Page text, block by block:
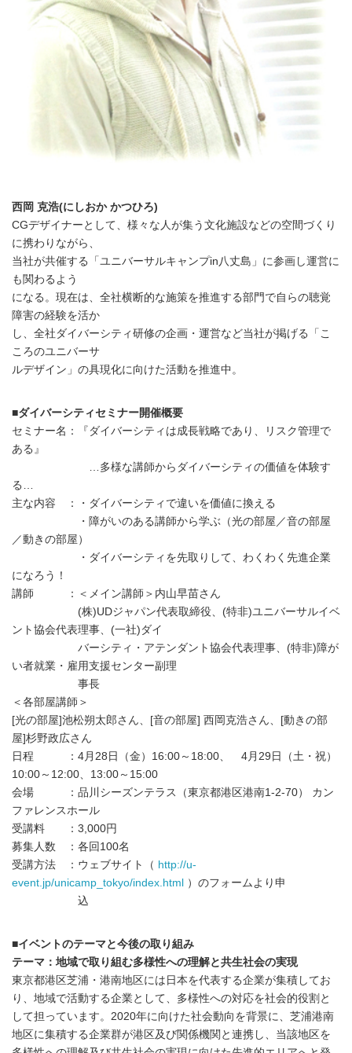
西岡 克浩(にしおか かつひろ)
CGデザイナーとして、様々な人が集う文化施設などの空間づくり
に携わりながら、
当社が共催する「ユニバーサルキャンプin八丈島」に参画し運営に
も関わるよう
になる。現在は、全社横断的な施策を推進する部門で自らの聴覚
障害の経験を活か
し、全社ダイバーシティ研修の企画・運営など当社が掲げる「こ
ころのユニバーサ
ルデザイン」の具現化に向けた活動を推進中。
■ダイバーシティセミナー開催概要
セミナー名：『ダイバーシティは成長戦略であり、リスク管理で
ある』
…多様な講師からダイバーシティの価値を体験す
る…
主な内容 ：・ダイバーシティで違いを価値に換える
・障がいのある講師から学ぶ（光の部屋／音の部屋
／動きの部屋）
・ダイバーシティを先取りして、わくわく先進企業
になろう！
講師 ：＜メイン講師＞内山早苗さん
(株)UDジャパン代表取締役、(特非)ユニバーサルイベ
ント協会代表理事、(一社)ダイ
バーシティ・アテンダント協会代表理事、(特非)障が
い者就業・雇用支援センター副理
事長
＜各部屋講師＞
[光の部屋]池松朔太郎さん、[音の部屋] 西岡克浩さん、[動きの部
屋]杉野政広さん
日程 ：4月28日（金）16:00～18:00、 4月29日（土・祝）
10:00～12:00、13:00～15:00
会場 ：品川シーズンテラス（東京都港区港南1-2-70） カン
ファレンスホール
受講料 ：3,000円
募集人数 ：各回100名
受講方法 ：ウェブサイト（ http://u-
event.jp/unicamp_tokyo/index.html
）のフォームより申
込
■イベントのテーマと今後の取り組み
テーマ：地域で取り組む多様性への理解と共生社会の実現
東京都港区芝浦・港南地区には日本を代表する企業が集積してお
り、地域で活動する企業として、多様性への対応を社会的役割と
して担っています。2020年に向けた社会動向を背景に、芝浦港南
地区に集積する企業群が港区及び関係機関と連携し、当該地区を